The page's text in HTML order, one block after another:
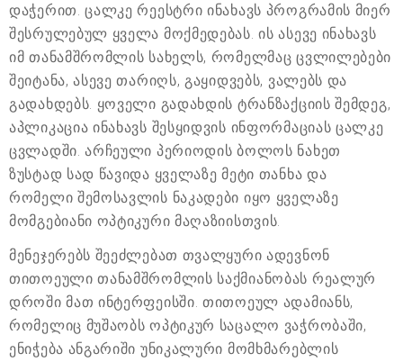
დაჭერით. ცალკე რეესტრი ინახავს პროგრამის მიერ
შესრულებულ ყველა მოქმედებას. ის ასევე ინახავს
იმ თანამშრომლის სახელს, რომელმაც ცვლილებები
შეიტანა, ასევე თარიღს, გაყიდვებს, ვალებს და
გადახდებს. ყოველი გადახდის ტრანზაქციის შემდეგ,
აპლიკაცია ინახავს შესყიდვის ინფორმაციას ცალკე
ცვლადში. არჩეული პერიოდის ბოლოს ნახეთ
ზუსტად სად წავიდა ყველაზე მეტი თანხა და
რომელი შემოსავლის ნაკადები იყო ყველაზე
მომგებიანი ოპტიკური მაღაზიისთვის.
მენეჯერებს შეეძლებათ თვალყური ადევნონ
თითოეული თანამშრომლის საქმიანობას რეალურ
დროში მათ ინტერფეისში. თითოეულ ადამიანს,
რომელიც მუშაობს ოპტიკურ საცალო ვაჭრობაში,
ენიჭება ანგარიში უნიკალური მომხმარებლის